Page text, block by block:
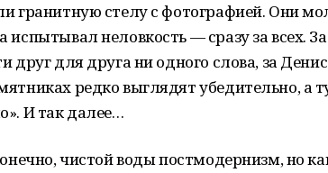
гранитную стелу с фотографией. Они
неловкость — сразу за всех. За
друг для друга ни одного слова, за
редко выглядят убедительно, а
И так далее…
чистой воды постмодернизм, но